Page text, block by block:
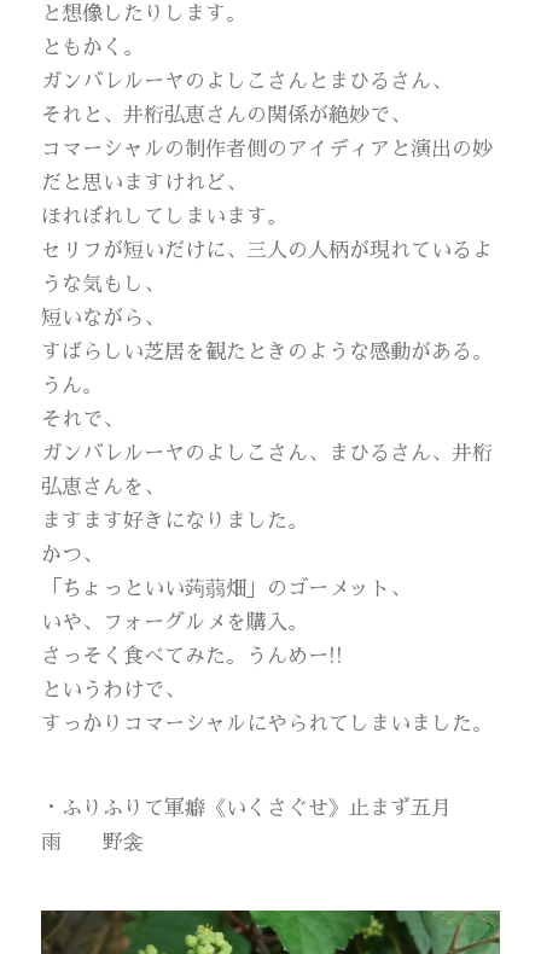
と想像したりします。
ともかく。
ガンバレルーヤのよしこさんとまひるさん、
それと、井桁弘恵さんの関係が絶妙で、
コマーシャルの制作者側のアイディアと演出の妙
だと思いますけれど、
ほれぼれしてしまいます。
セリフが短いだけに、三人の人柄が現れているよ
うな気もし、
短いながら、
すばらしい芝居を観たときのような感動がある。
うん。
それで、
ガンバレルーヤのよしこさん、まひるさん、井桁
弘恵さんを、
ますます好きになりました。
かつ、
「ちょっといい蒟蒻畑」のゴーメット、
いや、フォーグルメを購入。
さっそく食べてみた。うんめー!!
というわけで、
すっかりコマーシャルにやられてしまいました。
・ふりふりて軍癖《いくさぐせ》止まず五月
雨 野衾